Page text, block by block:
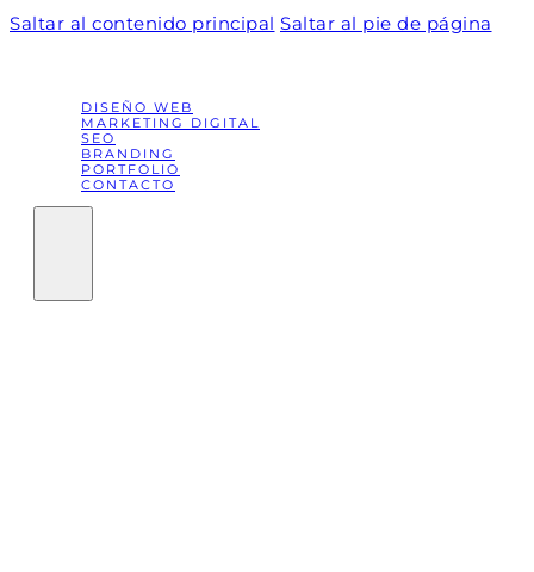
Saltar al contenido principal Saltar al pie de página
DISEÑO WEB
MARKETING DIGITAL
SEO
BRANDING
PORTFOLIO
CONTACTO